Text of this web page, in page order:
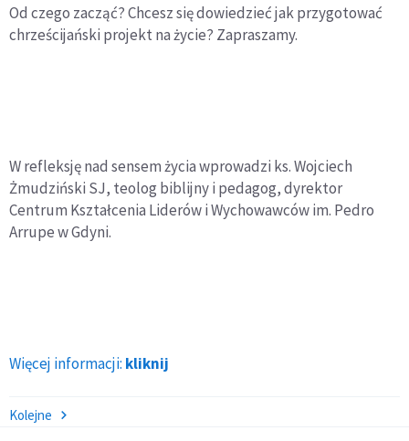
Od czego zacząć? Chcesz się dowiedzieć jak przygotować
chrześcijański projekt na życie? Zapraszamy.
W refleksję nad sensem życia wprowadzi ks. Wojciech
Żmudziński SJ, teolog biblijny i pedagog, dyrektor
Centrum Kształcenia Liderów i Wychowawców im. Pedro
Arrupe w Gdyni.
Więcej informacji: kliknij
Kolejne